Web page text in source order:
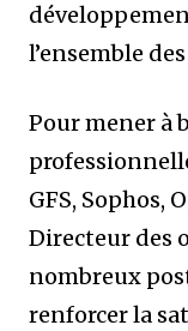
l’ensemble
Pour mener à
GFS, Sophos,
Directeur des
nombreux
renforcer la